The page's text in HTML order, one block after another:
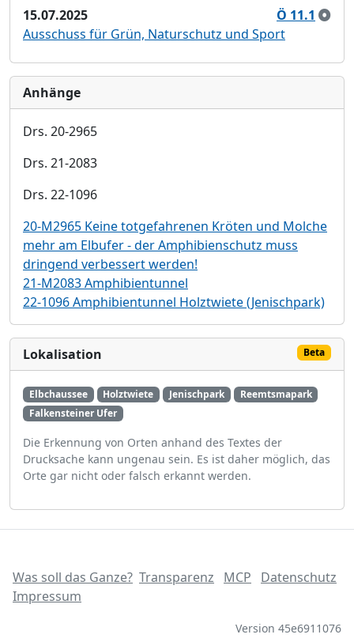
15.07.2025
Ö 11.1
Ausschuss für Grün, Naturschutz und Sport
Anhänge
Drs. 20-2965
Drs. 21-2083
Drs. 22-1096
20-M2965 Keine totgefahrenen Kröten und Molche
mehr am Elbufer - der Amphibienschutz muss
dringend verbessert werden!
21-M2083 Amphibientunnel
22-1096 Amphibientunnel Holztwiete (Jenischpark)
Lokalisation Beta
Elbchaussee Holztwiete Jenischpark
Reemtsmapark
Falkensteiner Ufer
Die Erkennung von Orten anhand des Textes der
Drucksache kann ungenau sein. Es ist daher möglich, das
Orte gar nicht oder falsch erkannt werden.
Was soll das Ganze? Transparenz MCP
Datenschutz
Impressum
Version 45e6911076